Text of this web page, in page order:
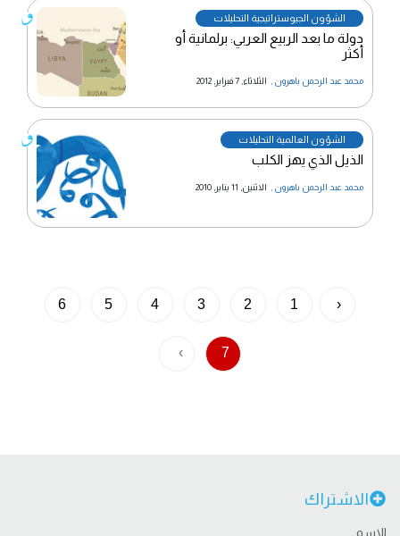
الشؤون الجيوستراتيجية التحليلات
دولة ما بعد الربيع العربي: برلمانية أو
أكثر
محمد عبد الرحمن باهرون الثلاثاء, 7 فبراير, 2012
الشؤون العالمية التحليلات
الذيل الذي يهز الكلب
محمد عبد الرحمن باهرون الاثنين, 11 يناير, 2010
‹
1
2
3
4
5
6
7
›
الاشتراك
الاسم